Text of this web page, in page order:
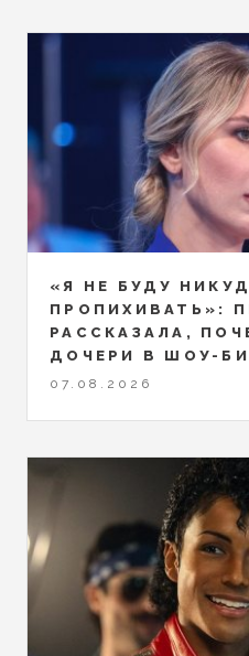
«Я НЕ БУДУ
ПРОПИХИВАТЬ»:
РАССКАЗАЛА,
ДОЧЕРИ В ШОУ-
07.08.2026